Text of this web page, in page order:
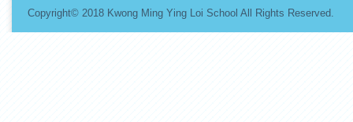
Copyright© 2018 Kwong Ming Ying Loi School All Rights Reserved.